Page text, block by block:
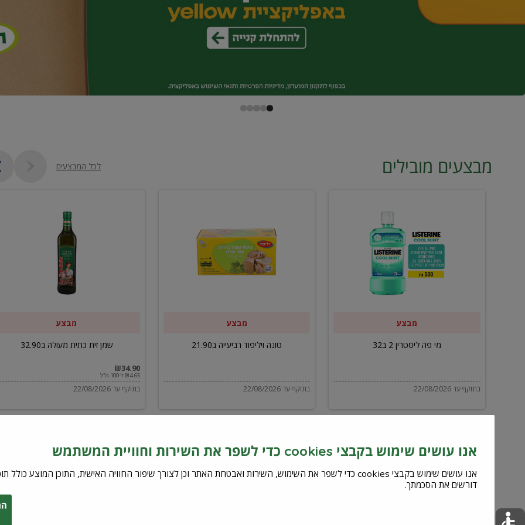
מבצעים מובילים לכל המבצעים
ליסטרין
מבצע
מי פה ליסטרין 2 ב32
בתוקף עד 22/08/2026
ויליפוד
רביעייה
מבצע
טונה ויליפוד רביעייה ב21.90
בתוקף עד 22/08/2026
מבצע
שמן זית כתית מעולה ב32.90
₪34.90
₪4.65 ל-100 מ"ל
בתוקף עד 22/08/2026
אנו עושים שימוש בקבצי cookies כדי לשפר את השירות וחוויית המשתמש
דורשים את הסכמתך.